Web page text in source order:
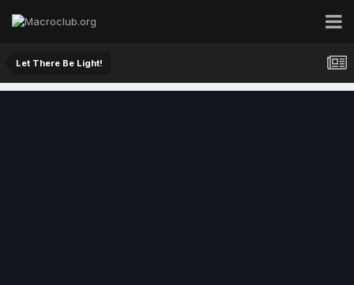
Let There Be Light!